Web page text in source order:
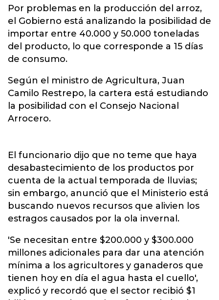
Por problemas en la producción del arroz,
el Gobierno está analizando la posibilidad de
importar entre 40.000 y 50.000 toneladas
del producto, lo que corresponde a 15 días
de consumo.
Según el ministro de Agricultura, Juan
Camilo Restrepo, la cartera está estudiando
la posibilidad con el Consejo Nacional
Arrocero.
El funcionario dijo que no teme que haya
desabastecimiento de los productos por
cuenta de la actual temporada de lluvias;
sin embargo, anunció que el Ministerio está
buscando nuevos recursos que alivien los
estragos causados por la ola invernal.
'Se necesitan entre $200.000 y $300.000
millones adicionales para dar una atención
mínima a los agricultores y ganaderos que
tienen hoy en día el agua hasta el cuello',
explicó y recordó que el sector recibió $1